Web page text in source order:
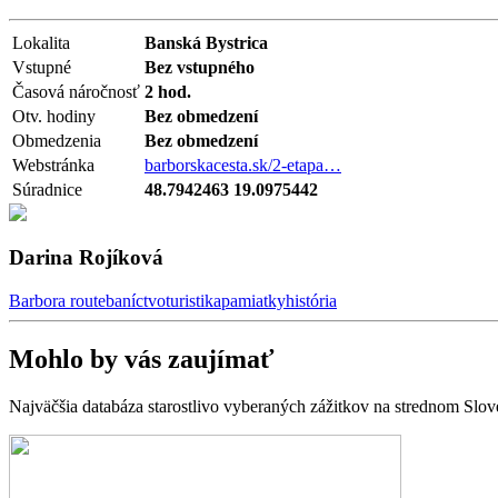
Lokalita
Banská Bystrica
Vstupné
Bez vstupného
Časová náročnosť 2 hod.
Otv. hodiny
Bez obmedzení
Obmedzenia
Bez obmedzení
Webstránka
barborskacesta.sk/2-etapa…
Súradnice
48.7942463 19.0975442
Darina Rojíková
Barbora routebaníctvoturistikapamiatkyhistória
Mohlo by vás zaujímať
Najväčšia databáza starostlivo vyberaných zážitkov na strednom